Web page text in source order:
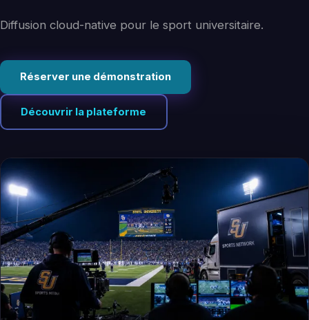
Diffusion cloud-native pour le sport universitaire.
Réserver une démonstration
Découvrir la plateforme